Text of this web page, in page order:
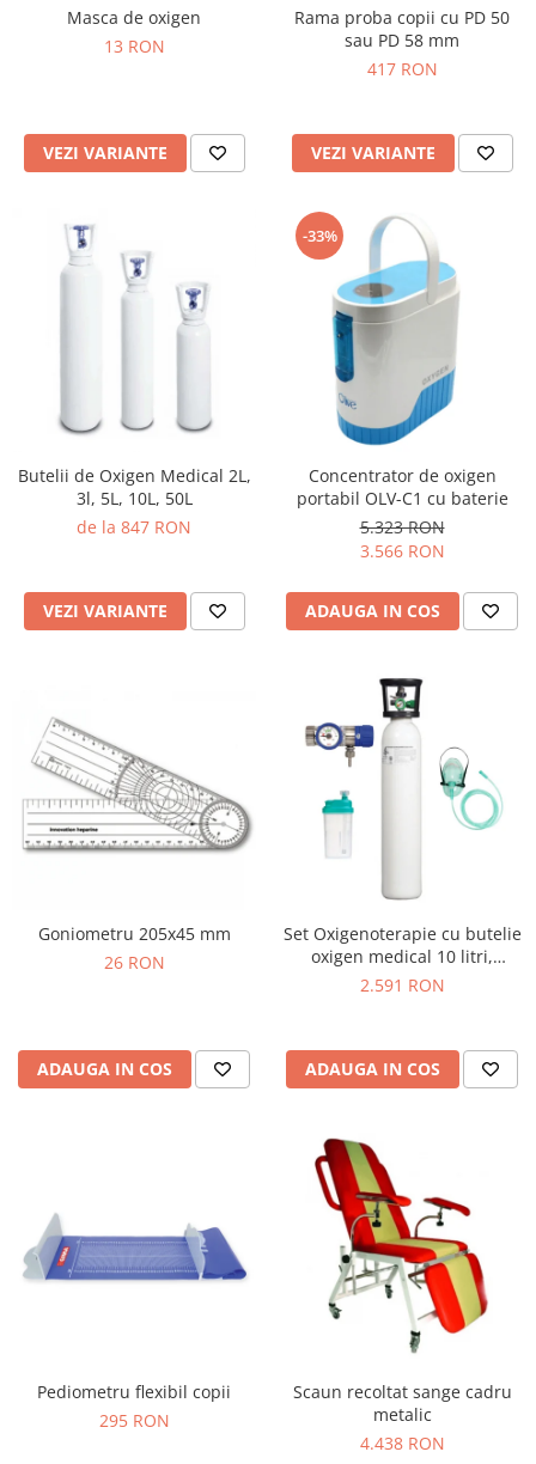
Masca de oxigen
13 RON
VEZI VARIANTE
Rama proba copii cu PD 50
sau PD 58 mm
417 RON
VEZI VARIANTE
Butelii de Oxigen Medical 2L,
3l, 5L, 10L, 50L
de la 847 RON
VEZI VARIANTE
-33%
Concentrator de oxigen
portabil OLV-C1 cu baterie
5.323 RON
3.566 RON
ADAUGA IN COS
Goniometru 205x45 mm
26 RON
ADAUGA IN COS
Set Oxigenoterapie cu butelie
oxigen medical 10 litri,
reductor de presiune,
2.591 RON
ADAUGA IN COS
Pediometru flexibil copii
295 RON
Scaun recoltat sange cadru
metalic
4.438 RON